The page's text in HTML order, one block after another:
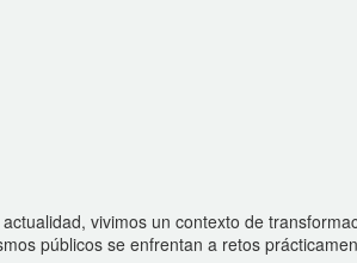
actualidad, vivimos un contexto de
públicos se enfrentan a retos